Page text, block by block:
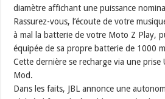
diamètre affichant une puissance
Rassurez-vous, l’écoute de votre
à mal la batterie de votre Moto Z Play,
équipée de sa propre batterie de 1000
Cette dernière se recharge via une prise
Mod.
Dans les faits, JBL annonce une